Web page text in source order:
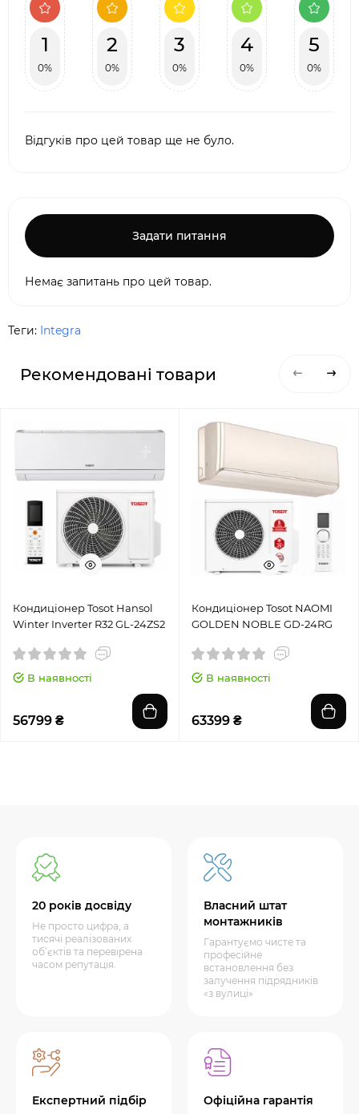
1
0%
2
0%
3
0%
4
0%
5
0%
Відгуків про цей товар ще не було.
Задати питання
Немає запитань про цей товар.
Теги: Integra
Рекомендовані товари
Кондиціонер Tosot Hansol
Winter Inverter R32 GL-24ZS2
В наявності
56799 ₴
Кондиціонер Tosot NAOMI
GOLDEN NOBLE GD-24RG
В наявності
63399 ₴
20 років досвіду
Не просто цифра, а
тисячі реалізованих
об’єктів та перевірена
часом репутація.
Власний штат
монтажників
Гарантуємо чисте та
професійне
встановлення без
залучення підрядників
«з вулиці»
Експертний підбір Офіційна гарантія